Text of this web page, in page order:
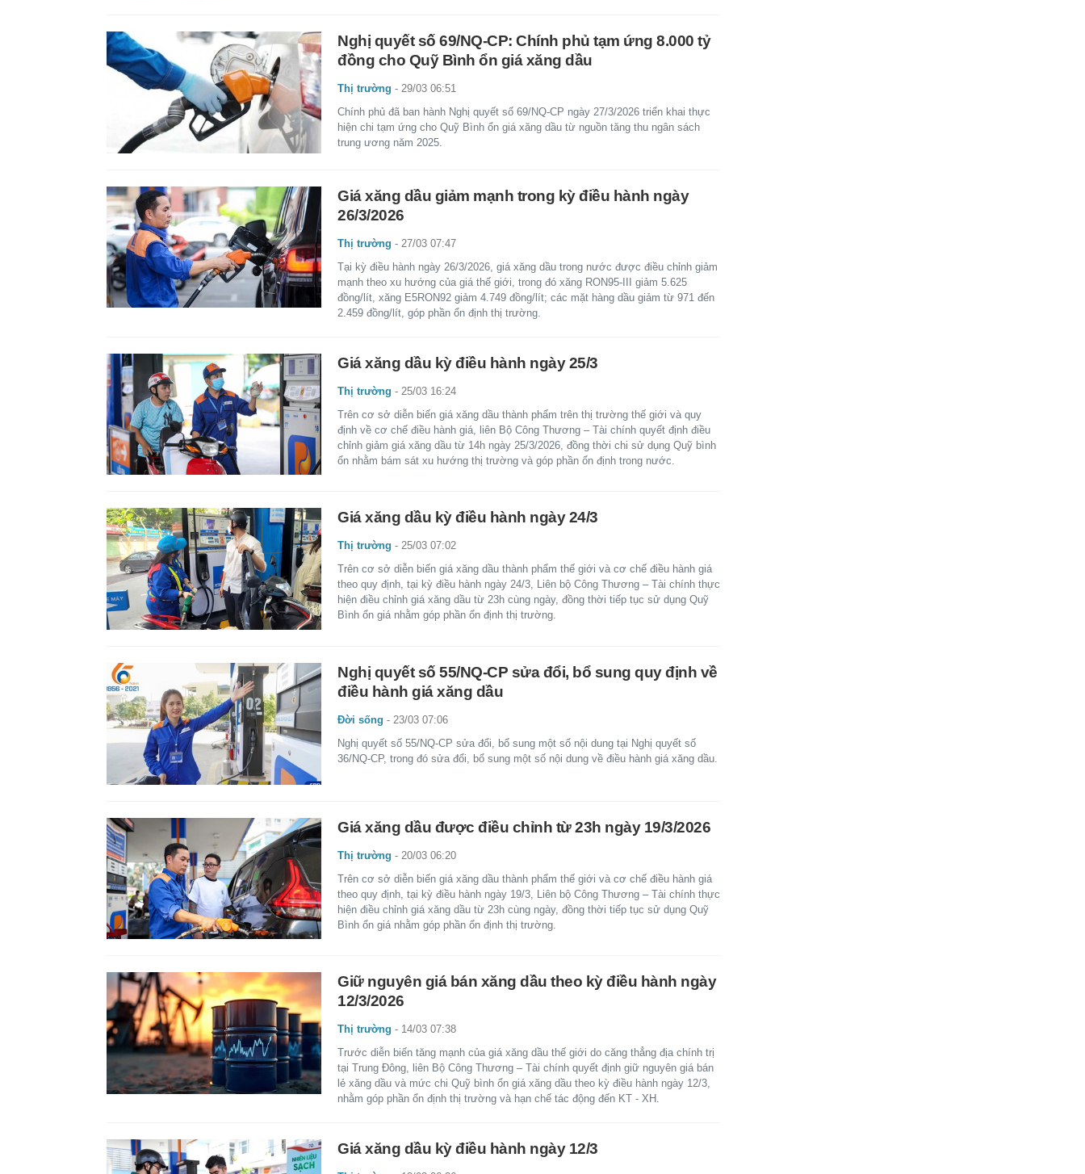
Nghị quyết số 69/NQ-CP: Chính phủ tạm ứng 8.000 tỷ
đồng cho Quỹ Bình ổn giá xăng dầu
Thị trường -29/03 06:51
Chính phủ đã ban hành Nghị quyết số 69/NQ-CP ngày 27/3/2026 triển khai thực
hiện chi tạm ứng cho Quỹ Bình ổn giá xăng dầu từ nguồn tăng thu ngân sách
trung ương năm 2025.
Giá xăng dầu giảm mạnh trong kỳ điều hành ngày
26/3/2026
Thị trường - 27/03 07:47
Tại kỳ điều hành ngày 26/3/2026, giá xăng dầu trong nước được điều chỉnh giảm
mạnh theo xu hướng của giá thế giới, trong đó xăng RON95-III giảm 5.625
đồng/lít, xăng E5RON92 giảm 4.749 đồng/lít; các mặt hàng dầu giảm từ 971 đến
2.459 đồng/lít, góp phần ổn định thị trường.
Giá xăng dầu kỳ điều hành ngày 25/3
Thị trường - 25/03 16:24
Trên cơ sở diễn biến giá xăng dầu thành phẩm trên thị trường thế giới và quy
định về cơ chế điều hành giá, liên Bộ Công Thương – Tài chính quyết định điều
chỉnh giảm giá xăng dầu từ 14h ngày 25/3/2026, đồng thời chi sử dụng Quỹ bình
ổn nhằm bám sát xu hướng thị trường và góp phần ổn định trong nước.
Giá xăng dầu kỳ điều hành ngày 24/3
Thị trường -25/03 07:02
Trên cơ sở diễn biến giá xăng dầu thành phẩm thế giới và cơ chế điều hành giá
theo quy định, tại kỳ điều hành ngày 24/3, Liên bộ Công Thương – Tài chính thực
hiện điều chỉnh giá xăng dầu từ 23h cùng ngày, đồng thời tiếp tục sử dụng Quỹ
Bình ổn giá nhằm góp phần ổn định thị trường.
Nghị quyết số 55/NQ-CP sửa đổi, bổ sung quy định về
điều hành giá xăng dầu
Đời sống -23/03 07:06
Nghị quyết số 55/NQ-CP sửa đổi, bổ sung một số nội dung tại Nghị quyết số
36/NQ-CP, trong đó sửa đổi, bổ sung một số nội dung về điều hành giá xăng dầu.
Giá xăng dầu được điều chỉnh từ 23h ngày 19/3/2026
Thị trường - 20/03 06:20
Trên cơ sở diễn biến giá xăng dầu thành phẩm thế giới và cơ chế điều hành giá
theo quy định, tại kỳ điều hành ngày 19/3, Liên bộ Công Thương – Tài chính thực
hiện điều chỉnh giá xăng dầu từ 23h cùng ngày, đồng thời tiếp tục sử dụng Quỹ
Bình ổn giá nhằm góp phần ổn định thị trường.
Giữ nguyên giá bán xăng dầu theo kỳ điều hành ngày
12/3/2026
Thị trường - 14/03 07:38
Trước diễn biến tăng mạnh của giá xăng dầu thế giới do căng thẳng địa chính trị
tại Trung Đông, liên Bộ Công Thương – Tài chính quyết định giữ nguyên giá bán
lẻ xăng dầu và mức chi Quỹ bình ổn giá xăng dầu theo kỳ điều hành ngày 12/3,
nhằm góp phần ổn định thị trường và hạn chế tác động đến KT - XH.
Giá xăng dầu kỳ điều hành ngày 12/3